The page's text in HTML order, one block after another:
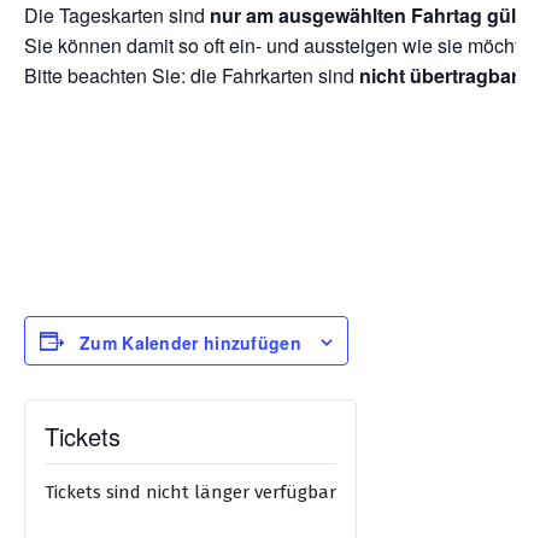
Die Tageskarten sind nur am ausgewählten Fahrtag
Sie können damit so oft ein- und aussteigen wie sie
Bitte beachten Sie: die Fahrkarten sind nicht übertragbar
Zum Kalender hinzufügen
Tickets
Tickets sind nicht länger verfügbar